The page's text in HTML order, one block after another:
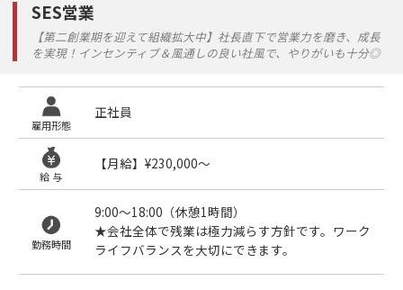
SES営業
【第二創業期を迎えて組織拡大中】社長直下で営業力を磨き、成長
を実現！インセンティブ＆風通しの良い社風で、やりがいも十分◎
雇用形態
正社員
給 与
【月給】¥230,000〜
勤務時間
9:00〜18:00（休憩1時間）
★会社全体で残業は極力減らす方針です。ワーク
ライフバランスを大切にできます。